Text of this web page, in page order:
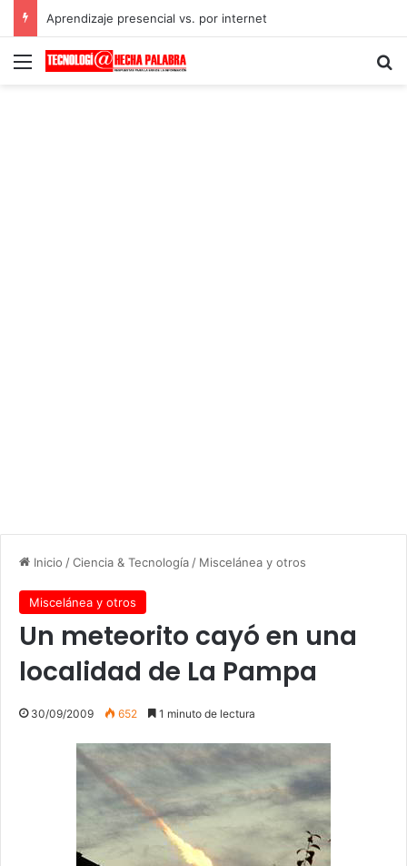
Aprendizaje presencial vs. por internet
Menú
Inicio /Ciencia & Tecnología / Miscelánea y otros
Miscelánea y otros
Un meteorito cayó en una
localidad de La Pampa
30/09/2009 652 1 minuto de lectura